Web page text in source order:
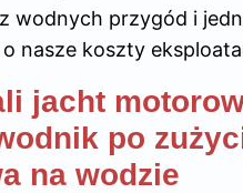
wodnych przygód i
o nasze koszty
jacht
po
na wodzie